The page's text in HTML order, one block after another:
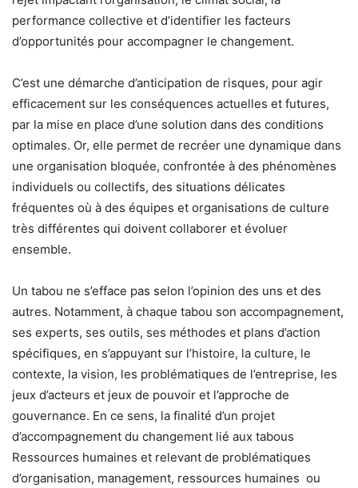
performance collective et d’identifier les facteurs
d’opportunités pour accompagner le changement.
C’est une démarche d’anticipation de risques, pour agir
efficacement sur les conséquences actuelles et futures,
par la mise en place d’une solution dans des conditions
optimales. Or, elle permet de recréer une dynamique dans
une organisation bloquée, confrontée à des phénomènes
individuels ou collectifs, des situations délicates
fréquentes où à des équipes et organisations de culture
très différentes qui doivent collaborer et évoluer
ensemble.
Un tabou ne s’efface pas selon l’opinion des uns et des
autres. Notamment, à chaque tabou son accompagnement,
ses experts, ses outils, ses méthodes et plans d’action
spécifiques, en s’appuyant sur l’histoire, la culture, le
contexte, la vision, les problématiques de l’entreprise, les
jeux d’acteurs et jeux de pouvoir et l’approche de
gouvernance. En ce sens, la finalité d’un projet
d’accompagnement du changement lié aux tabous
Ressources humaines et relevant de problématiques
d’organisation, management, ressources humaines ou